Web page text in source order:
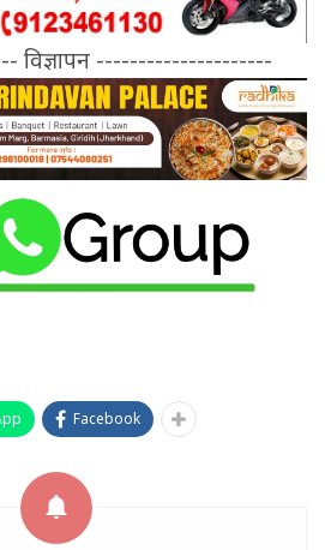
विज्ञापन ---------------------
Facebook